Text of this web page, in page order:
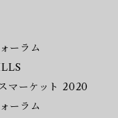
ーラム
マーケット 2020
ーラム